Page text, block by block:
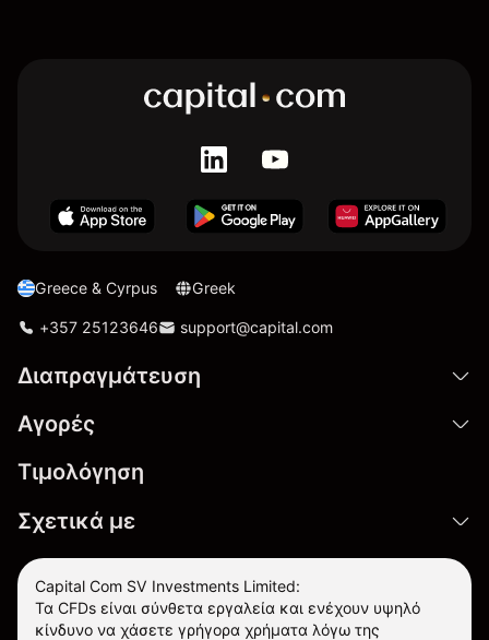
Greece & Cyrpus Greek
+357 25123646 support@capital.com
Διαπραγμάτευση
Αγορές
Τιμολόγηση
Σχετικά με
Capital Com SV Investments Limited:
Τα CFDs είναι σύνθετα εργαλεία και ενέχουν υψηλό
κίνδυνο να χάσετε γρήγορα χρήματα λόγω της